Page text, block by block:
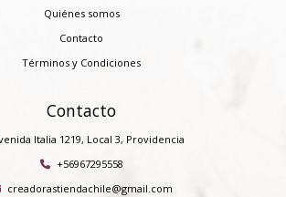
Quiénes somos
Contacto
Términos y Condiciones
Contacto
Italia 1219, Local 3, Providencia
+56967295558
creadorastiendachile@gmail.com